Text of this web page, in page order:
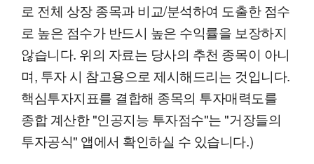
로 전체 상장 종목과 비교/분석하여 도출한 점수
로 높은 점수가 반드시 높은 수익률을 보장하지
않습니다. 위의 자료는 당사의 추천 종목이 아니
며, 투자 시 참고용으로 제시해드리는 것입니다.
핵심투자지표를 결합해 종목의 투자매력도를
종합 계산한 "인공지능 투자점수"는 "거장들의
투자공식" 앱에서 확인하실 수 있습니다.)